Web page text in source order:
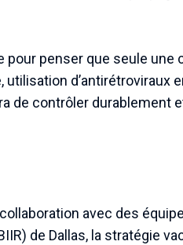
penser que seule une
d’antirétroviraux
contrôler durablement
avec des
de Dallas, la stratégie